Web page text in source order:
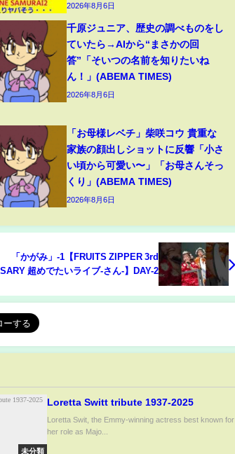
2026年8月6日
千原ジュニア、歴史の調べものをし
ていたら→AIから“まさかの回
答”「そいつの名前を知りたいね
ん！」(ABEMA TIMES)
2026年8月6日
「お母様レベチ」柴咲コウ 貴重な
家族の顔出しショットに反響「小さ
い頃から可愛い〜」「お母さんそっ
くり」(ABEMA TIMES)
2026年8月6日
「かがみ」-1【FRUITS ZIPPER 3rd
超めでたいライブ-さん-】DAY-2
未分類
Loretta Switt tribute 1937-2025
Loretta Swit, the Emmy-winning actress best known for
her role as Majo...